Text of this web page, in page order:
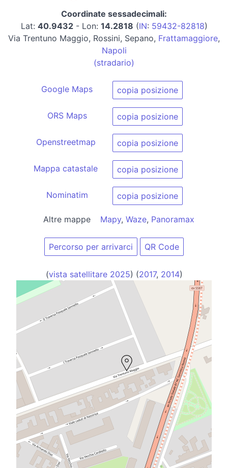
Coordinate sessadecimali:
Lat: 40.9432- Lon: 14.2818 (IN: 59432-82818)
Via Trentuno Maggio, Rossini, Sepano, Frattamaggiore,
Napoli
(stradario)
Google Maps copia posizione
ORS Maps copia posizione
Openstreetmap copia posizione
Mappa catastale copia posizione
Nominatim copia posizione
Altre mappe Mapy, Waze, Panoramax
Percorso per arrivarci QR Code
(vista satellitare 2025) (2017, 2014)